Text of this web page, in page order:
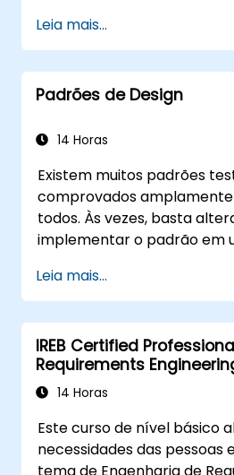
Aplicar técnicas
de dados (tendências,
análise de cenários).
Distinguir entre
Formular insights
Comunicar
analíticos complexos
decisão.
Leia mais...
Padrões de Design
14 Horas
Existem muitos padrões
comprovados
todos. Às vezes, basta
implementar o padrão em
de horas que, caso
no design e nos testes.
Treinamento Este curso
primeiro, permite que você
amplamente conhecidos;
que você crie e reutilize
como os padrões podem
sistematizar o processo de
Leia mais...
IREB Certified
Requirements
Primer14 Horas
Este curso de nível básico
necessidades das pessoas
tema de Engenharia de